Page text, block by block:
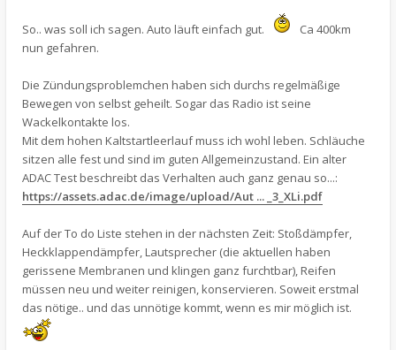
So.. was soll ich sagen. Auto läuft einfach gut.
Ca 400km
nun gefahren.
Die Zündungsproblemchen haben sich durchs regelmäßige
Bewegen von selbst geheilt. Sogar das Radio ist seine
Wackelkontakte los.
Mit dem hohen Kaltstartleerlauf muss ich wohl leben. Schläuche
sitzen alle fest und sind im guten Allgemeinzustand. Ein alter
ADAC Test beschreibt das Verhalten auch ganz genau so...:
https://assets.adac.de/image/upload/Aut ... _3_XLi.pdf
Auf der To do Liste stehen in der nächsten Zeit: Stoßdämpfer,
Heckklappendämpfer, Lautsprecher (die aktuellen haben
gerissene Membranen und klingen ganz furchtbar), Reifen
müssen neu und weiter reinigen, konservieren. Soweit erstmal
das nötige.. und das unnötige kommt, wenn es mir möglich ist.